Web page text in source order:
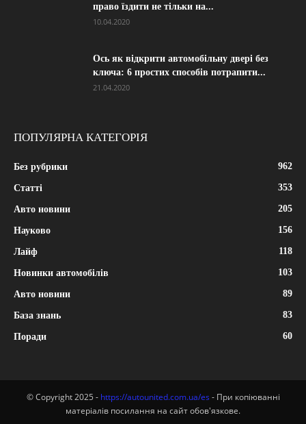
право їздити не тільки на...
10.04.2020
Ось як відкрити автомобільну двері без
ключа: 6 простих способів потрапити...
21.04.2020
ПОПУЛЯРНА КАТЕГОРІЯ
Без рубрики 962
Статті 353
Авто новини 205
Науково 156
Лайф 118
Новинки автомобілів 103
Авто новини 89
База знань 83
Поради 60
© Copyright 2025 - https://autounited.com.ua/es- При копіюванні
матеріалів посилання на сайт обов'язкове.